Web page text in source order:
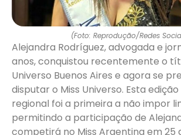
(Foto: Reprodução/Redes
Alejandra Rodríguez, advogada e
anos, conquistou recentemente o
Universo Buenos Aires e agora se
disputar o Miss Universo. Esta
regional foi a primeira a não impor
permitindo a participação de
competirá no Miss Argentina em 25